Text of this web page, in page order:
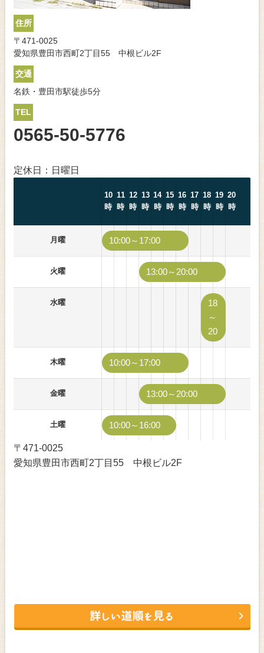
住所
〒471-0025
愛知県豊田市西町2丁目55 中根ビル2F
交通
名鉄・豊田市駅徒歩5分
TEL
0565-50-5776
定休日：日曜日
10
時
11
時
12
時
13
時
14
時
15
時
16
時
17
時
18
時
19
時
20
時
月曜 10:00～17:00
火曜 13:00～20:00
水曜
18
～
20
木曜 10:00～17:00
金曜 13:00～20:00
土曜 10:00～16:00
〒471-0025
愛知県豊田市西町2丁目55 中根ビル2F